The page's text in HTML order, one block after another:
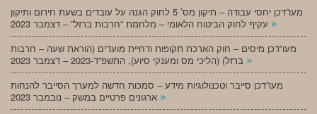
מעו”דכן יחסי עבודה – תיקון מס’ 5 לחוק הגנה על עובדים בשעת חירום ותיקון
»
מעו”דכן מיסים – חוק הארכת תקופות ודחיית מועדים (הוראת שעה – חרבות
»
מעו”דכן סייבר וטכנולוגיות מידע – סמכות חדשה למערך הסייבר להנחות
»